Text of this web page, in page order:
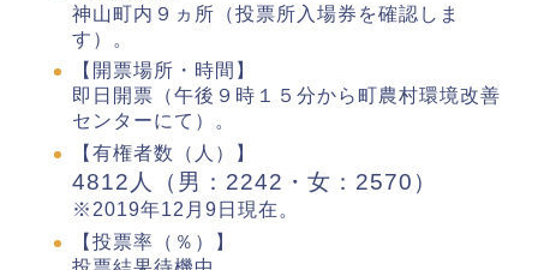
神山町内９ヵ所（投票所入場券を確認しま
す）。
【開票場所・時間】
即日開票（午後９時１５分から町農村環境改善
センターにて）。
【有権者数（人）】
4812人（男：2242・女：2570）
※2019年12月9日現在。
【投票率（％）】